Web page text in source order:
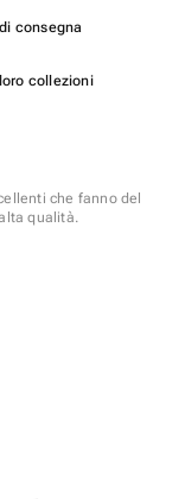
consegna
collezioni
che fanno del
qualità.